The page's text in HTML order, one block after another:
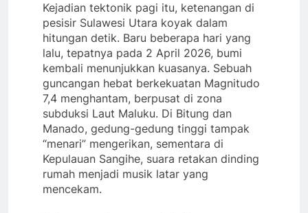
Kejadian tektonik pagi itu, ketenangan di
pesisir Sulawesi Utara koyak dalam
hitungan detik. Baru beberapa hari yang
lalu, tepatnya pada 2 April 2026, bumi
kembali menunjukkan kuasanya. Sebuah
guncangan hebat berkekuatan Magnitudo
7,4 menghantam, berpusat di zona
subduksi Laut Maluku. Di Bitung dan
Manado, gedung-gedung tinggi tampak
“menari” mengerikan, sementara di
Kepulauan Sangihe, suara retakan dinding
rumah menjadi musik latar yang
mencekam.